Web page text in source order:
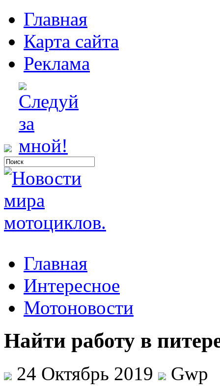
Главная
Карта сайта
Реклама
Главная
Интересное
Мотоновости
Найти работу в
24 Октябрь 2019
Gwp